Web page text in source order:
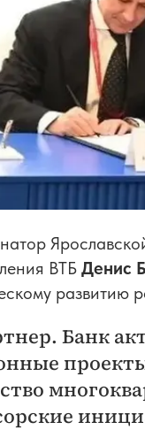
ВТБ Денис
развитию
Банк